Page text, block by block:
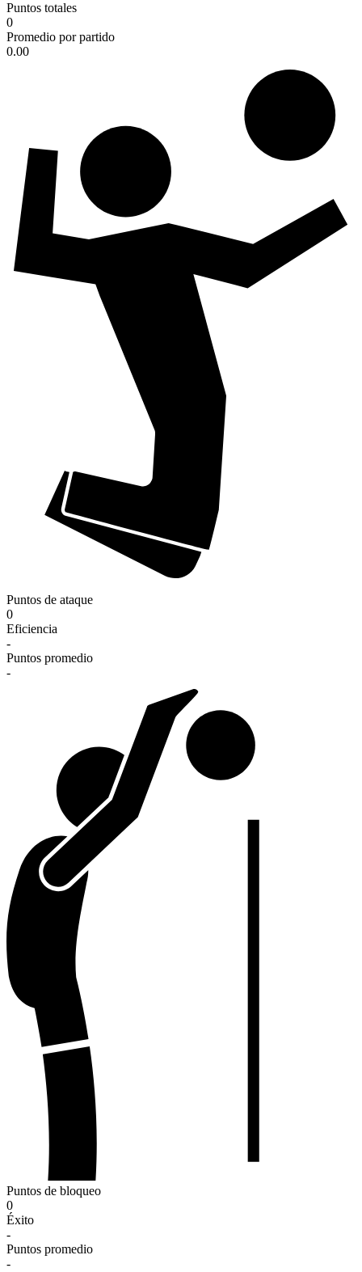
Puntos totales
0
Promedio por partido
0.00
Puntos de ataque
0
Eficiencia
-
Puntos promedio
-
Puntos de bloqueo
0
Éxito
-
Puntos promedio
-